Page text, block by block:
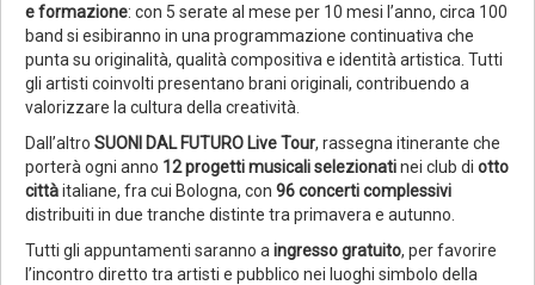
e formazione: con 5 serate al mese per 10 mesi l’anno, circa 100
band si esibiranno in una programmazione continuativa che
punta su originalità, qualità compositiva e identità artistica. Tutti
gli artisti coinvolti presentano brani originali, contribuendo a
valorizzare la cultura della creatività.
Dall’altro SUONI DAL FUTURO Live Tour, rassegna itinerante che
porterà ogni anno 12 progetti musicali selezionatinei club di otto
cittàitaliane, fra cui Bologna, con 96 concerti complessivi
distribuiti in due tranche distinte tra primavera e autunno.
Tutti gli appuntamenti saranno a ingresso gratuito, per favorire
l’incontro diretto tra artisti e pubblico nei luoghi simbolo della